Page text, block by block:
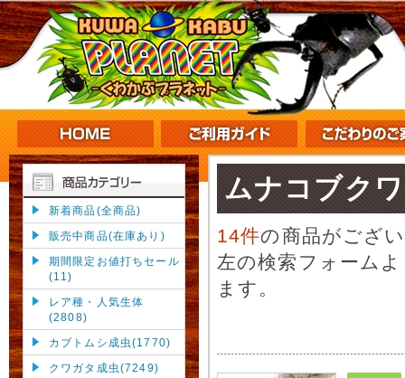
新着商品(全商品)
販売中商品(在庫あり)
期間限定お値打ちセール
(11)
レア種・人気生体
(2808)
カブトムシ成虫(1770)
クワガタ成虫(7249)
ムナコブク
14件の商品がござ
左の検索フォーム
ます。